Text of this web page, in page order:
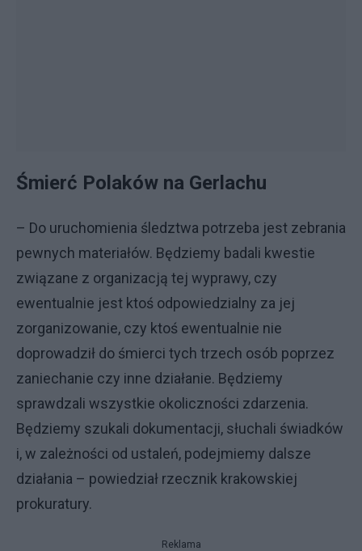
Śmierć Polaków na Gerlachu
– Do uruchomienia śledztwa potrzeba jest zebrania
pewnych materiałów. Będziemy badali kwestie
związane z organizacją tej wyprawy, czy
ewentualnie jest ktoś odpowiedzialny za jej
zorganizowanie, czy ktoś ewentualnie nie
doprowadził do śmierci tych trzech osób poprzez
zaniechanie czy inne działanie. Będziemy
sprawdzali wszystkie okoliczności zdarzenia.
Będziemy szukali dokumentacji, słuchali świadków
i, w zależności od ustaleń, podejmiemy dalsze
działania – powiedział rzecznik krakowskiej
prokuratury.
Reklama